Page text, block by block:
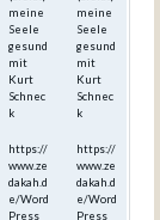
meine
Seele
gesund
mit
Kurt
Schnec
k
https://
www.ze
dakah.d
e/Word
Press_
meine
Seele
gesund
mit
Kurt
Schnec
k
https://
www.ze
dakah.d
e/Word
Press_